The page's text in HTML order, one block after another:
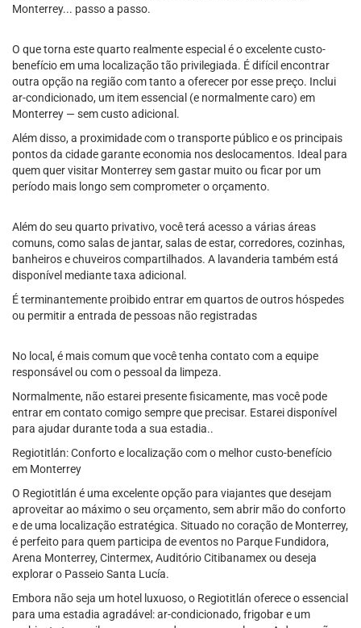
Monterrey... passo a passo.
O que torna este quarto realmente especial é o excelente custo-
benefício em uma localização tão privilegiada. É difícil encontrar
outra opção na região com tanto a oferecer por esse preço. Inclui
ar-condicionado, um item essencial (e normalmente caro) em
Monterrey — sem custo adicional.
Além disso, a proximidade com o transporte público e os principais
pontos da cidade garante economia nos deslocamentos. Ideal para
quem quer visitar Monterrey sem gastar muito ou ficar por um
período mais longo sem comprometer o orçamento.
Além do seu quarto privativo, você terá acesso a várias áreas
comuns, como salas de jantar, salas de estar, corredores, cozinhas,
banheiros e chuveiros compartilhados. A lavanderia também está
disponível mediante taxa adicional.
É terminantemente proibido entrar em quartos de outros hóspedes
ou permitir a entrada de pessoas não registradas
No local, é mais comum que você tenha contato com a equipe
responsável ou com o pessoal da limpeza.
Normalmente, não estarei presente fisicamente, mas você pode
entrar em contato comigo sempre que precisar. Estarei disponível
para ajudar durante toda a sua estadia..
Regiotitlán: Conforto e localização com o melhor custo-benefício
em Monterrey
O Regiotitlán é uma excelente opção para viajantes que desejam
aproveitar ao máximo o seu orçamento, sem abrir mão do conforto
e de uma localização estratégica. Situado no coração de Monterrey,
é perfeito para quem participa de eventos no Parque Fundidora,
Arena Monterrey, Cintermex, Auditório Citibanamex ou deseja
explorar o Passeio Santa Lucía.
Embora não seja um hotel luxuoso, o Regiotitlán oferece o essencial
para uma estadia agradável: ar-condicionado, frigobar e um